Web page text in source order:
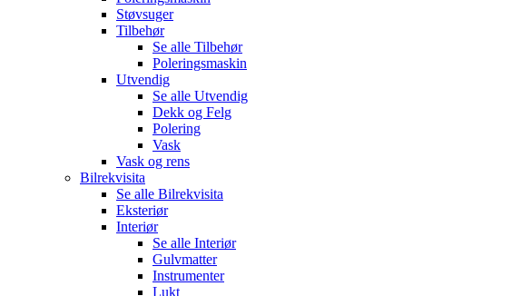
Støvsuger
Tilbehør
Se alle Tilbehør
Poleringsmaskin
Utvendig
Se alle Utvendig
Dekk og Felg
Polering
Vask
Vask og rens
Bilrekvisita
Se alle Bilrekvisita
Eksteriør
Interiør
Se alle Interiør
Gulvmatter
Instrumenter
Lukt